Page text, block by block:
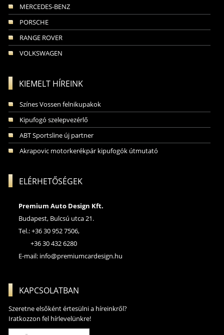
MERCEDES-BENZ
PORSCHE
RANGE ROVER
VOLKSWAGEN
KIEMELT HÍREINK
Színes Vossen felnikupakok
Kipufogó szelepvezérlő
ABT Sportsline új partner
Akrapovic motorkerékpár kipufogók útmutató
ELÉRHETŐSÉGEK
Premium Auto Design Kft.
Budapest, Bulcsú utca 21.
Tel.: +36 30 952 7506,
+36 30 432 6280
E-mail: info@premiumcardesign.hu
KAPCSOLATBAN
Szeretne elsőként értesülni a híreinkről?
Iratkozzon fel hírlevelünkre!